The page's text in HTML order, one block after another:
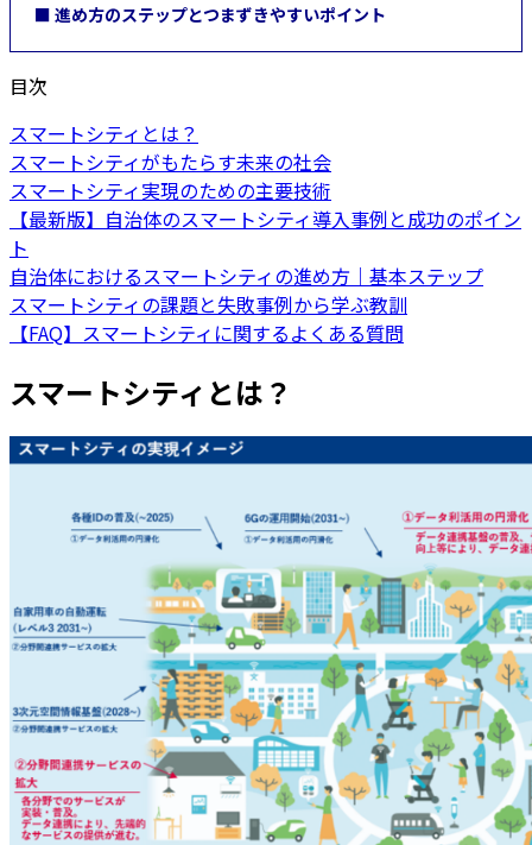
■ 進め方のステップとつまずきやすいポイント
目次
スマートシティとは？
スマートシティがもたらす未来の社会
スマートシティ実現のための主要技術
【最新版】自治体のスマートシティ導入事例と成功のポイン
ト
自治体におけるスマートシティの進め方｜基本ステップ
スマートシティの課題と失敗事例から学ぶ教訓
【FAQ】スマートシティに関するよくある質問
スマートシティとは？